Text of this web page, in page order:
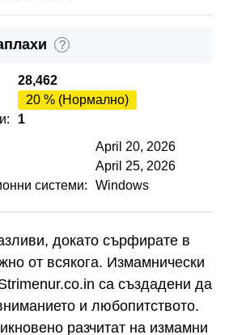
?
28,462
20 % (Нормално)
1
April 20, 2026
April 25, 2026
системи:
Windows
докато сърфирате в
от всякога. Измамнически
са създадени да
и любопитството.
разчитат на измамни